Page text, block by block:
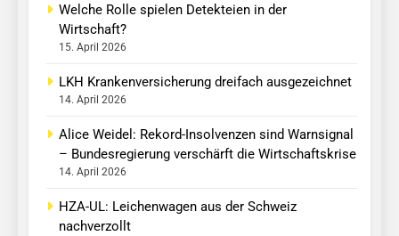
Welche Rolle spielen Detekteien in der
Wirtschaft?
15. April 2026
LKH Krankenversicherung dreifach ausgezeichnet
14. April 2026
Alice Weidel: Rekord-Insolvenzen sind Warnsignal
– Bundesregierung verschärft die Wirtschaftskrise
14. April 2026
HZA-UL: Leichenwagen aus der Schweiz
nachverzollt